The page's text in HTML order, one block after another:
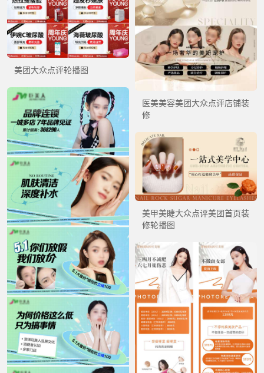
医美美容美团大众点评店铺装
修
美团大众点评轮播图
美甲美睫大众点评美团首页装
修轮播图